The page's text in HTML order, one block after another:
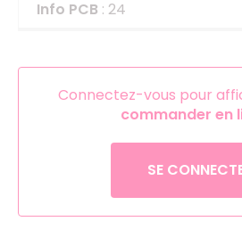
Info PCB : 24
Connectez-vous pour
commander en
SE